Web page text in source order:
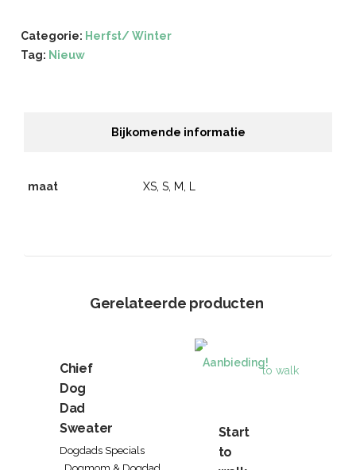
Categorie: Herfst/ Winter
Tag: Nieuw
Bijkomende informatie
maat XS, S, M, L
Gerelateerde producten
Chief
Dog
Dad
Sweater
Dogdads Specials
Aanbieding!
Start
to